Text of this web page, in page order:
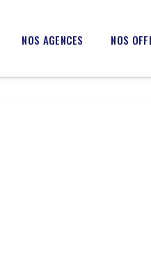
NOS AGENCES NOS